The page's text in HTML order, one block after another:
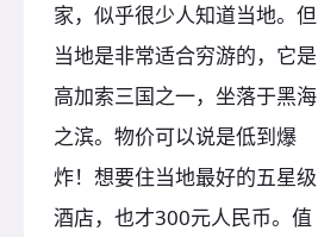
家，似乎很少人知道当地。但
当地是非常适合穷游的，它是
高加索三国之一，坐落于黑海
之滨。物价可以说是低到爆
炸！想要住当地最好的五星级
酒店，也才300元人民币。值